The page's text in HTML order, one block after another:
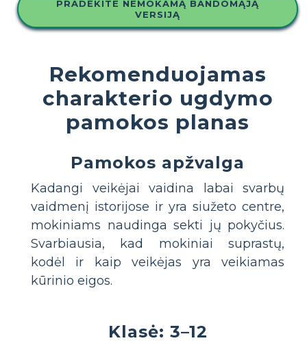
PRADĖKITE NEMOKAMĄ BANDOMĄJĄ
VERSIJĄ
Rekomenduojamas
charakterio ugdymo
pamokos planas
Pamokos apžvalga
Kadangi veikėjai vaidina labai svarbų
vaidmenį istorijose ir yra siužeto centre,
mokiniams naudinga sekti jų pokyčius.
Svarbiausia, kad mokiniai suprastų,
kodėl ir kaip veikėjas yra veikiamas
kūrinio eigos.
Klasė: 3–12